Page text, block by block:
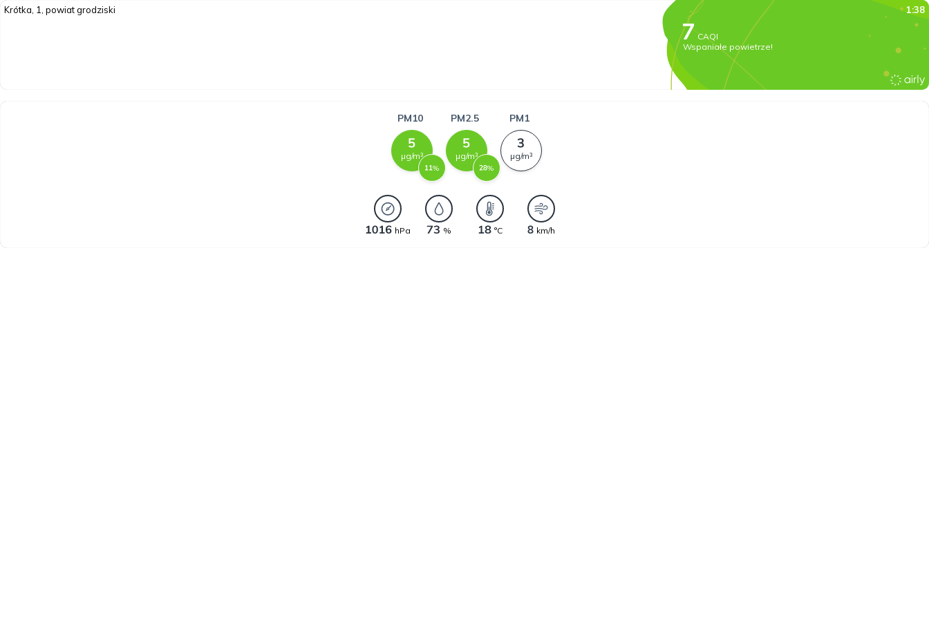
Krótka, 1, powiat grodziski 1:38
CAQI
Wspaniałe powietrze!
PM10
µg/m³
%
PM2.5
µg/m³
%
PM1
µg/m³
hPa % °C km/h